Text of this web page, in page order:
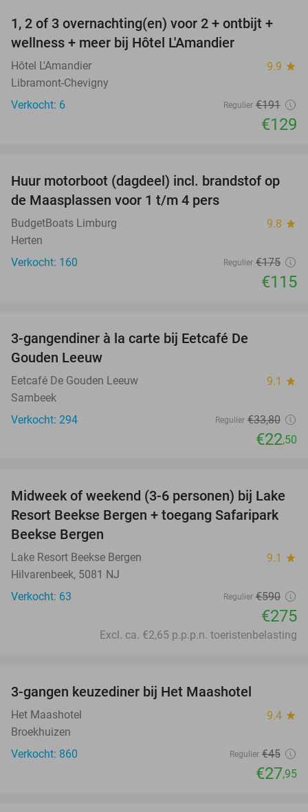
32%
TODAY
1, 2 of 3 overnachting(en) voor 2 + ontbijt +
wellness + meer bij Hôtel L'Amandier
Hôtel L'Amandier 9.9 star
Libramont-Chevigny
Verkocht: 6
Regulier €191
€129
34%
Huur motorboot (dagdeel) incl. brandstof op
de Maasplassen voor 1 t/m 4 pers
BudgetBoats Limburg 9.8 star
Herten
Verkocht: 160
Regulier €175
€115
3-gangendiner à la carte bij Eetcafé De
Gouden Leeuw
Eetcafé De Gouden Leeuw 9.1 star
Sambeek
Verkocht: 294
Regulier €33,80
€22,50
53%
Midweek of weekend (3-6 personen) bij Lake
Resort Beekse Bergen + toegang Safaripark
Beekse Bergen
Lake Resort Beekse Bergen 9.1 star
Hilvarenbeek, 5081 NJ
Verkocht: 63
Regulier €590
€275
Excl. ca. €2,65 p.p.p.n. toeristenbelasting
3-gangen keuzediner bij Het Maashotel
Het Maashotel 9.4 star
Broekhuizen
Verkocht: 860
Regulier €45
€27,95